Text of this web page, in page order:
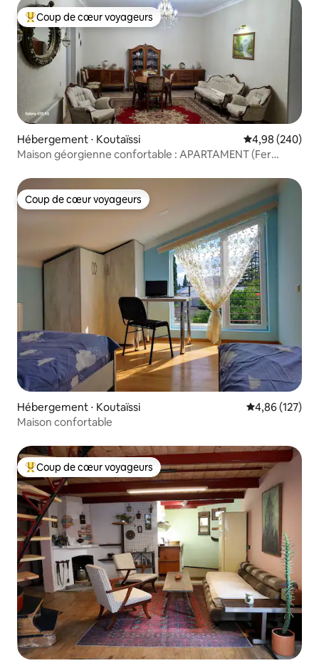
Coups de cœur voyageurs les plus appréciés
Coup de cœur voyageurs
Hébergement ⋅ Koutaïssi Évaluation
4,98 (240)
Maison géorgienne confortable : APARTAMENT (Fer
Coup de cœur voyageurs
Coup de cœur voyageurs
Hébergement ⋅ Koutaïssi Évaluation
4,86 (127)
Maison confortable
Coups de cœur voyageurs les plus appréciés
Coup de cœur voyageurs